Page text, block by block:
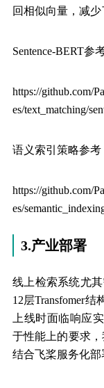
回相似向量，减少
Sentence-BERT参
https://github.com/
es/text_matching/
语义索引策略参考
https://github.com/
es/
3.产业部署
线上检索系统尤其
12层Transfomer
上线时面临响应
于性能上的要求，
结合飞桨服务化部